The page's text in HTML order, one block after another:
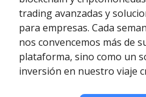
trading avanzadas y
para empresas. Cada
nos convencemos más de
plataforma, sino como un
inversión en nuestro viaje